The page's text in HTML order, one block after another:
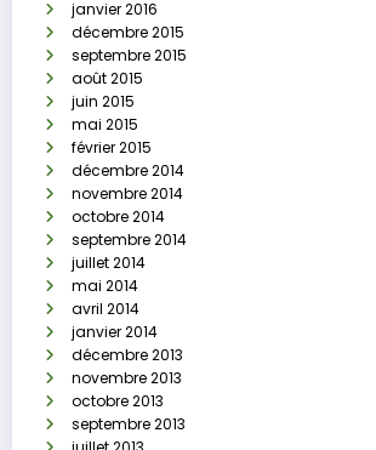
janvier 2016
décembre 2015
septembre 2015
août 2015
juin 2015
mai 2015
février 2015
décembre 2014
novembre 2014
octobre 2014
septembre 2014
juillet 2014
mai 2014
avril 2014
janvier 2014
décembre 2013
novembre 2013
octobre 2013
septembre 2013